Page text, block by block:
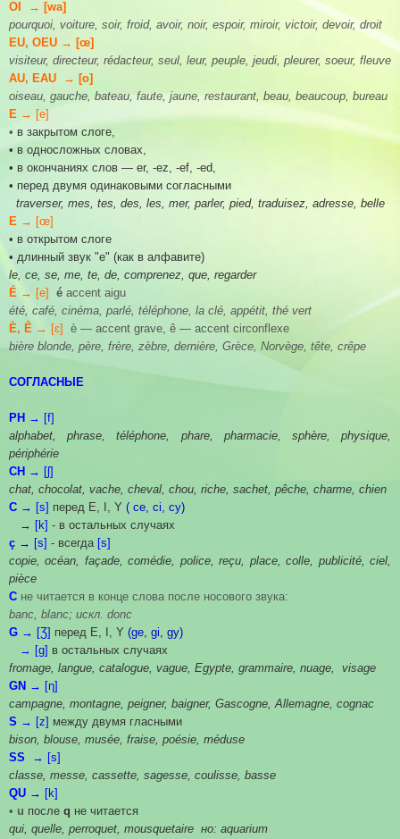
OI → [wа]
pourquoi, voiture, soir, froid, avoir, noir, espoir, miroir, victoir, devoir, droit
EU, OEU → [œ]
visiteur, directeur, rédacteur, seul, leur, peuple, jeudi, pleurer, soeur, fleuve
AU, EAU → [o]
oiseau, gauche, bateau, faute, jaune, restaurant, beau, beaucoup, bureau
E → [e]
• в закрытом слоге,
• в односложных словах,
• в окончаниях слов — er, -ez, -ef, -ed,
• перед двумя одинаковыми согласными
traverser, mes, tes, des, les, mer, parler, pied, traduisez, adresse, belle
E → [œ]
• в открытом слоге
• длинный звук "е" (как в алфавите)
le, ce, se, me, te, de, comprenez, que, regarder
É → [e] é accent aigu
été, café, cinéma, parlé, téléphone, la clé, appétit, thé vert
È, Ê → [ɛ] è — accent grave, ê — accent circonflexe
bière blonde, père, frère, zèbre, dernière, Grèce, Norvège, tête, crêpe
СОГЛАСНЫЕ
PH → [f]
alphabet, phrase, téléphone, phare, pharmacie, sphère, physique,
périphérie
CH → [ʃ]
chat, chocolat, vache, cheval, chou, riche, sachet, pêche, charme, chien
C → [s] перед Е, I, Y ( ce, ci, cy)
→ [k] - в остальных случаях
ç → [s] - всегда [s]
copie, océan, façade, comédie, police, reçu, place, colle, publicité, ciel,
pièce
С не читается в конце слова после носового звука:
banc, blanc; искл. donc
G → [Ʒ] перед Е, I, Y (ge, gi, gy)
→ [g] в остальных случаях
fromage, langue, catalogue, vague, Egypte, grammaire, nuage, visage
GN → [ƞ]
campagne, montagne, peigner, baigner, Gascogne, Allemagne, cognac
S → [z] между двумя гласными
bison, blouse, musée, fraise, poésie, méduse
SS → [s]
classe, messe, cassette, sagesse, coulisse, basse
QU → [k]
• u после q не читается
qui, quelle, perroquet, mousquetaire но: aquarium